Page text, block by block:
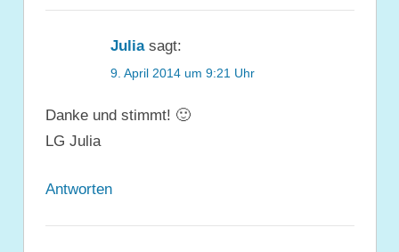
Julia sagt:
9. April 2014 um 9:21 Uhr
Danke und stimmt! 🙂
LG Julia
Antworten